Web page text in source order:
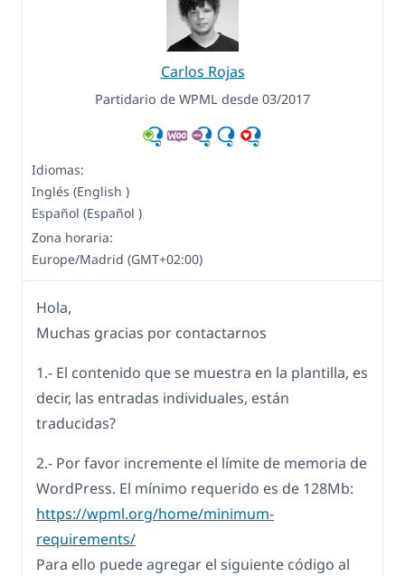
Carlos Rojas
Partidario de WPML desde 03/2017
Idiomas:
Inglés (English )
Español (Español )
Zona horaria:
Europe/Madrid (GMT+02:00)
Hola,
Muchas gracias por contactarnos
1.- El contenido que se muestra en la plantilla, es
decir, las entradas individuales, están
traducidas?
2.- Por favor incremente el límite de memoria de
WordPress. El mínimo requerido es de 128Mb:
https://wpml.org/home/minimum-
requirements/
Para ello puede agregar el siguiente código al